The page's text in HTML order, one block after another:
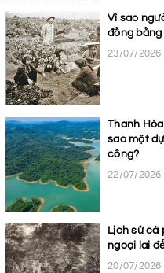
Vì sao
đồng
23/07/2026
Thanh
sao một
công?
22/07/2026
Lịch sử cà
ngoại lai
20/07/2026